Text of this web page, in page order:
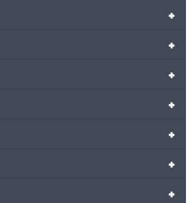
+
+
+
+
+
+
+